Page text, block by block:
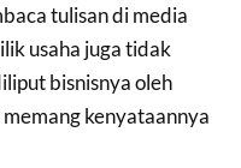
tulisan di media
usaha juga tidak
bisnisnya oleh
kenyataannya